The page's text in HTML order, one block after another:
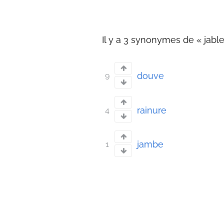
Il y a 3 synonymes de «
9 douve
4 rainure
1 jambe